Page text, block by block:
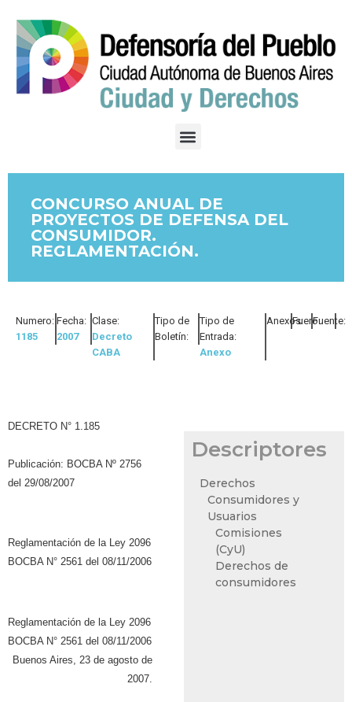
CONCURSO ANUAL DE
PROYECTOS DE DEFENSA DEL
CONSUMIDOR.
REGLAMENTACIÓN.
Numero:
1185
Fecha:
2007
Clase:
Decreto
CABA
Tipo de
Boletín:
Tipo de
Entrada:
Anexo
Anexos:Fuero:Fuente:
DECRETO N° 1.185
Publicación: BOCBA Nº 2756
del 29/08/2007
Reglamentación de la Ley 2096
BOCBA N° 2561 del 08/11/2006
Reglamentación de la Ley 2096
BOCBA N° 2561 del 08/11/2006
Buenos Aires, 23 de agosto de
2007.
Descriptores
Derechos
Consumidores y
Usuarios
Comisiones
(CyU)
Derechos de
consumidores